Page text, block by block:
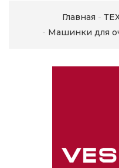
Главная
Машинки для